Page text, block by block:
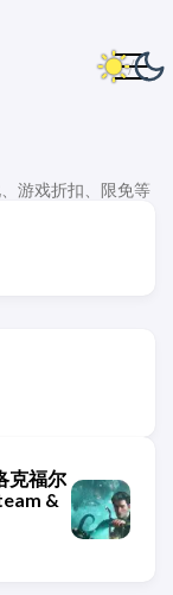
游戏折扣、限免等
克福尔
&